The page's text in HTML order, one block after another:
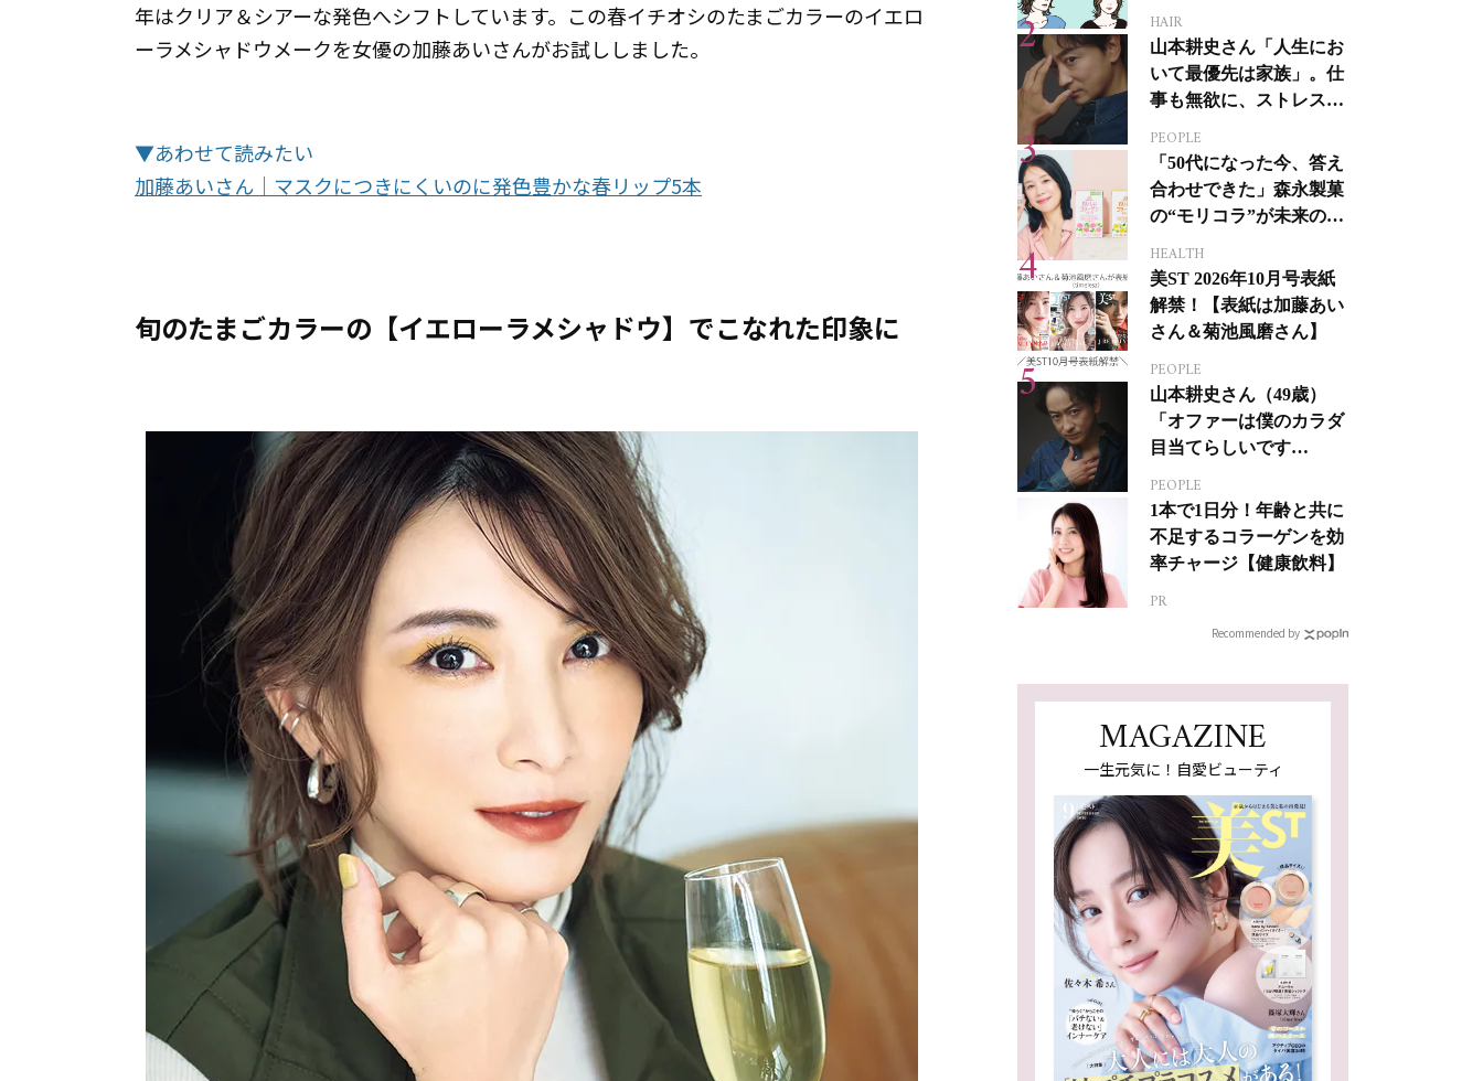
年はクリア＆シアーな発色へシフトしています。この春イチオシのたまごカラーのイエロ
ーラメシャドウメークを女優の加藤あいさんがお試ししました。
▼あわせて読みたい
加藤あいさん｜マスクにつきにくいのに発色豊かな春リップ5本
旬のたまごカラーの【イエローラメシャドウ】でこなれた印象に
HAIR
山本耕史さん「人生にお
いて最優先は家族」。仕
事も無欲に、ストレスを
PEOPLE
「50代になった今、答え
合わせできた」森永製菓
の“モリコラ”が未来のキ
HEALTH
美ST 2026年10月号表紙
解禁！【表紙は加藤あい
さん＆菊池風磨さん】
PEOPLE
山本耕史さん（49歳）
「オファーは僕のカラダ
目当てらしいです
ジカルへの挑戦
PEOPLE
1本で1日分！年齢と共に
不足するコラーゲンを効
率チャージ【健康飲料】
PR
Recommended by
MAGAZINE
一生元気に！自愛ビューティ